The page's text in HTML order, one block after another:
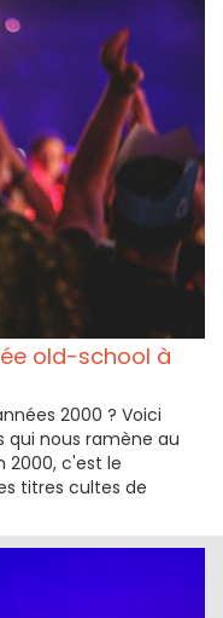
old-school à
2000 ? Voici
qui nous ramène au
2000, c'est le
titres cultes de